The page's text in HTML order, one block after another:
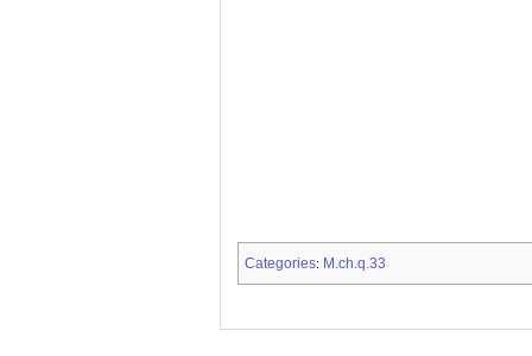
Categories: M.ch.q.33